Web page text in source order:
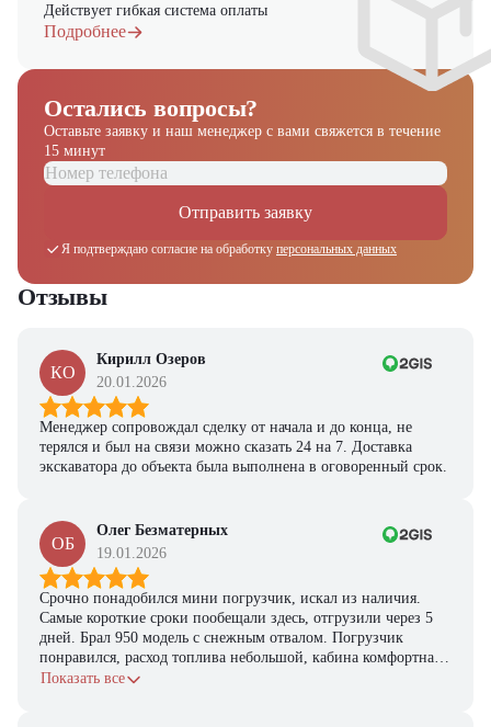
Действует гибкая система оплаты
Подробнее
Остались вопросы?
Оставьте заявку и наш менеджер с вами свяжется в течение
15 минут
Отправить заявку
Я подтверждаю согласие на обработку персональных данных
Отзывы
КО
Кирилл Озеров
20.01.2026
Менеджер сопровождал сделку от начала и до конца, не
терялся и был на связи можно сказать 24 на 7. Доставка
экскаватора до объекта была выполнена в оговоренный срок.
ОБ
Олег Безматерных
19.01.2026
Срочно понадобился мини погрузчик, искал из наличия.
Самые короткие сроки пообещали здесь, отгрузили через 5
дней. Брал 950 модель с снежным отвалом. Погрузчик
понравился, расход топлива небольшой, кабина комфортная,
с задачами справляется.
Показать все